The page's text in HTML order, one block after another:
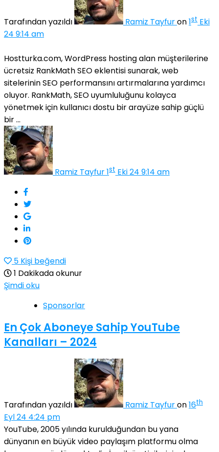
Tarafından yazıldı Ramiz Tayfuron1st Eki
24 9:14 am
Hostturka.com, WordPress hosting alan müşterilerine
ücretsiz RankMath SEO eklentisi sunarak, web
sitelerinin SEO performansını artırmalarına yardımcı
oluyor. RankMath, SEO uyumluluğunu kolayca
yönetmek için kullanıcı dostu bir arayüze sahip güçlü
bir ...
Ramiz Tayfur1st Eki 24 9:14 am
5 Kişi beğendi
1 Dakikada okunur
Şimdi oku
Sponsorlar
En Çok Aboneye Sahip YouTube
Kanalları – 2024
Tarafından yazıldı Ramiz Tayfuron16th
Eyl 24 4:24 pm
YouTube, 2005 yılında kurulduğundan bu yana
dünyanın en büyük video paylaşım platformu olma